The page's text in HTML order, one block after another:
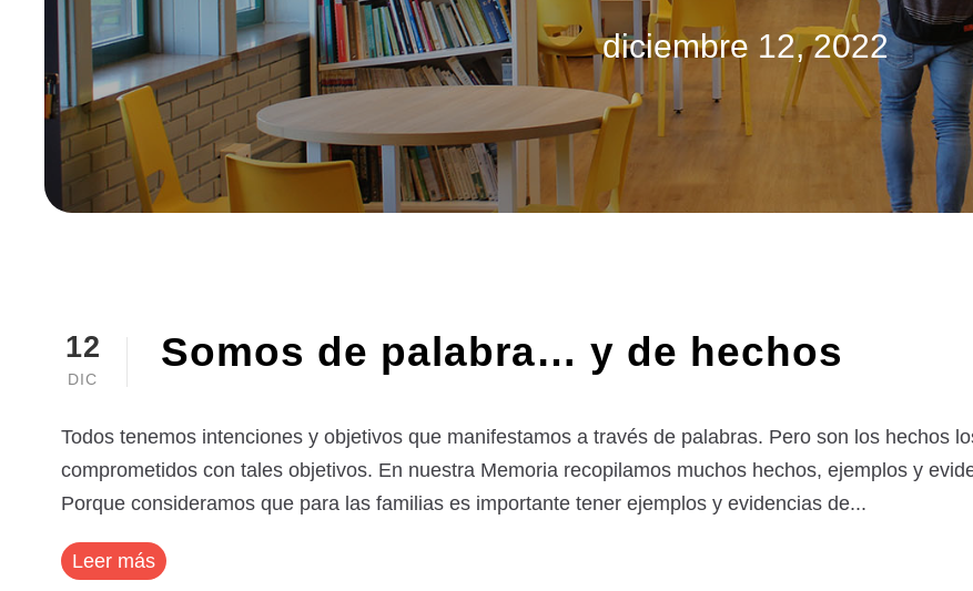
diciembre 12, 2022
12
DIC
Somos de palabra… y de hechos
Todos tenemos intenciones y objetivos que manifestamos a través de palabras. Pero son los hechos
comprometidos con tales objetivos. En nuestra Memoria recopilamos muchos hechos, ejemplos y
Porque consideramos que para las familias es importante tener ejemplos y evidencias de...
Leer más